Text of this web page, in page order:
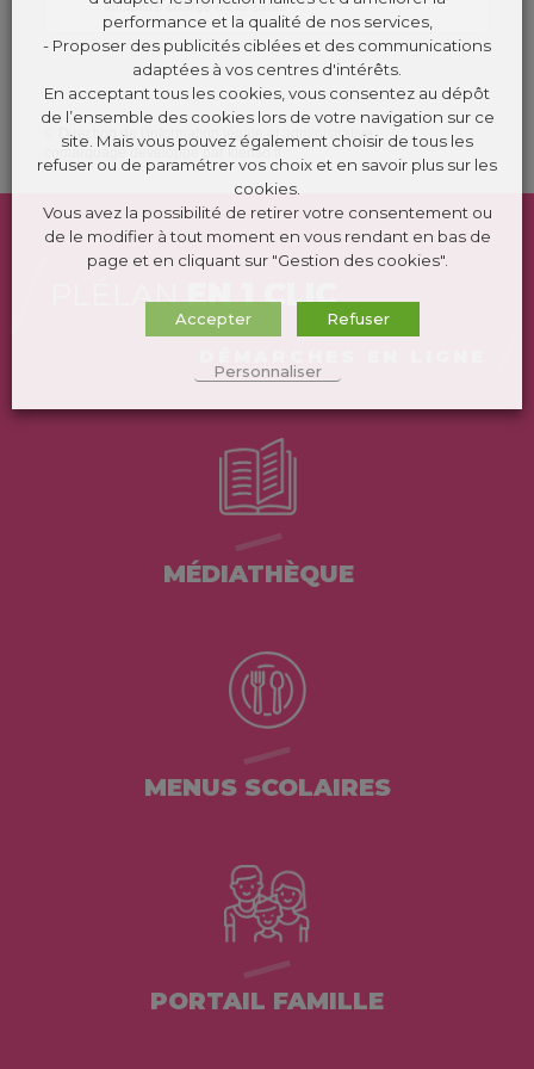
Ministère chargé de la santé
Direction de l'information légale et administrative
comarquage developpé par
kienso.fr
PLÉLANEN 1 CLIC
MÉDIATHÈQUE
MENUS SCOLAIRES
PORTAIL FAMILLE
performance et la qualité de nos services,
- Proposer des publicités ciblées et des communications
adaptées à vos centres d'intérêts.
En acceptant tous les cookies, vous consentez au dépôt
de l’ensemble des cookies lors de votre navigation sur ce
site. Mais vous pouvez également choisir de tous les
refuser ou de paramétrer vos choix et en savoir plus sur les
cookies.
Vous avez la possibilité de retirer votre consentement ou
de le modifier à tout moment en vous rendant en bas de
page et en cliquant sur "Gestion des cookies".
Accepter Refuser
Personnaliser